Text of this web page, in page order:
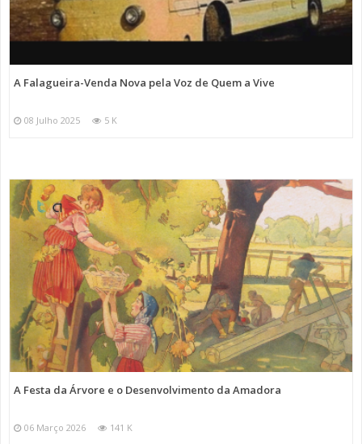
A Falagueira-Venda Nova pela Voz de Quem a Vive
08 Julho 2025 5 K
A Festa da Árvore e o Desenvolvimento da Amadora
06 Março 2026 141 K